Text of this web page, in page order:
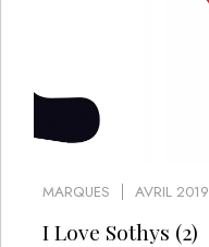
MARQUES AVRIL 2019
I Love Sothys (2)